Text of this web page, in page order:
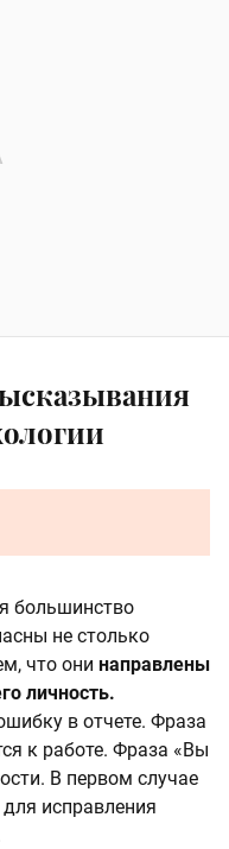
большинство
не столько
что они направлены
личность.
в отчете. Фраза
к работе. Фраза «Вы
В первом случае
исправления